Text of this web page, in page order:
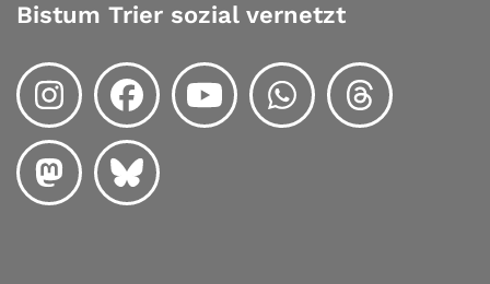
Bistum Trier sozial vernetzt